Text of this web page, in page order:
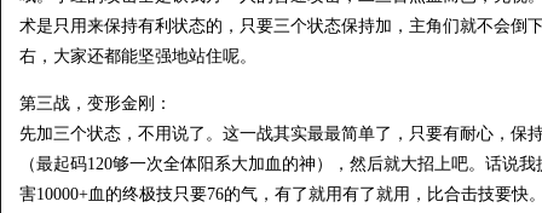
术是只用来保持有利状态的，只要三个状态保持加，主角们就不会倒
右，大家还都能坚强地站住呢。
第三战，变形金刚：
先加三个状态，不用说了。这一战其实最最简单了，只要有耐心，保
（最起码120够一次全体阳系大加血的神），然后就大招上吧。话说
害10000+血的终极技只要76的气，有了就用有了就用，比合击技要快